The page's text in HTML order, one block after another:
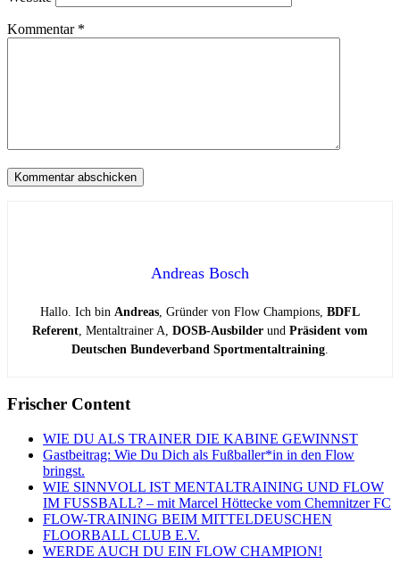
Kommentar *
Andreas Bosch
Hallo. Ich bin Andreas, Gründer von Flow Champions, BDFL
Referent, Mentaltrainer A, DOSB-Ausbilder und Präsident vom
Deutschen Bundeverband Sportmentaltraining.
Frischer Content
WIE DU ALS TRAINER DIE KABINE GEWINNST
Gastbeitrag: Wie Du Dich als Fußballer*in in den Flow
bringst.
WIE SINNVOLL IST MENTALTRAINING UND FLOW
IM FUSSBALL? – mit Marcel Höttecke vom Chemnitzer FC
FLOW-TRAINING BEIM MITTELDEUSCHEN
FLOORBALL CLUB E.V.
WERDE AUCH DU EIN FLOW CHAMPION!